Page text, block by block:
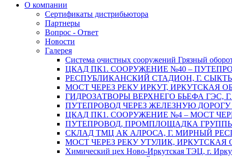
О компании
Сертификаты дистрибьютора
Партнеры
Вопрос - Ответ
Новости
Галерея
Система очистных сооружений Грязный
ЦКАД ПК1. СООРУЖЕНИЕ №40 –
РЕСПУБЛИКАНСКИЙ СТАДИОН, Г.
МОСТ ЧЕРЕЗ РЕКУ ИРКУТ, ИРКУТСКАЯ
ГИДРОЗАТВОРЫ ВЕРХНЕГО БЬЕФА ГЭС,
ПУТЕПРОВОД ЧЕРЕЗ ЖЕЛЕЗНУЮ
ЦКАД ПК1. СООРУЖЕНИЕ №4 – МОСТ
ПУТЕПРОВОД, ПРОМПЛОЩАДКА ГРУППЫ
СКЛАД ТМЦ АК АЛРОСА, Г. МИРНЫЙ
МОСТ ЧЕРЕЗ РЕКУ УТУЛИК, ИРКУТСКАЯ
Химический цех Ново-Иркутская ТЭЦ, г.